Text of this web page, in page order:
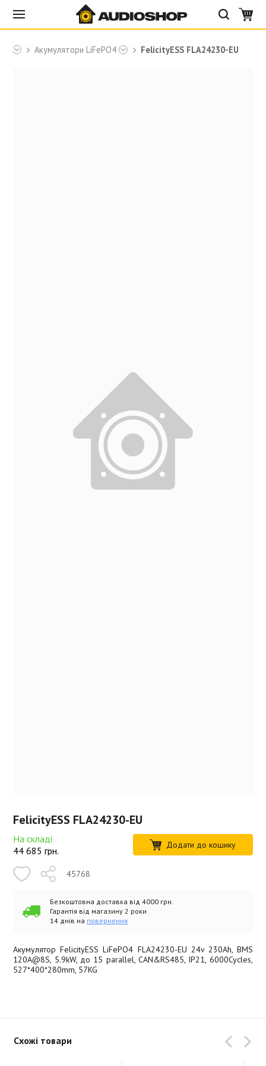
Акумулятори LiFePO4 FelicityESS FLA24230-EU
FelicityESS FLA24230-EU
На складі
44 685 грн. Додати до кошику
45768
Безкоштовна доставка від 4000 грн.
Гарантія від магазину 2 роки
14 днів на повернення
Акумулятор FelicityESS LiFePO4 FLA24230-EU 24v 230Ah, BMS
120A@8S, 5.9kW, до 15 parallel, CAN&RS485, IP21, 6000Cycles,
527*400*280mm, 57KG
Схожі товари